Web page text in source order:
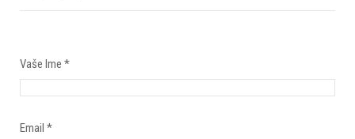
Vaše Ime *
Email *